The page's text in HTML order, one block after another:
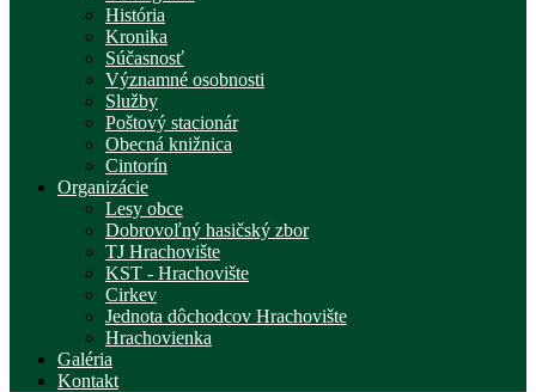
História
Kronika
Súčasnosť
Významné osobnosti
Služby
Poštový stacionár
Obecná knižnica
Cintorín
Organizácie
Lesy obce
Dobrovoľný hasičský zbor
TJ Hrachovište
KST - Hrachovište
Cirkev
Jednota dôchodcov Hrachovište
Hrachovienka
Galéria
Kontakt